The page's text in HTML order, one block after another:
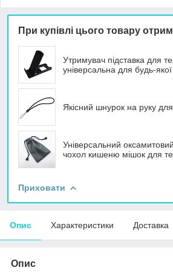
При купівлі цього товару
Утримувач підставка для
універсальна для будь-
Якісний шнурок на руку
Універсальний
чохол кишеню мішок для
Приховати
Опис Характеристики Доставка
Опис